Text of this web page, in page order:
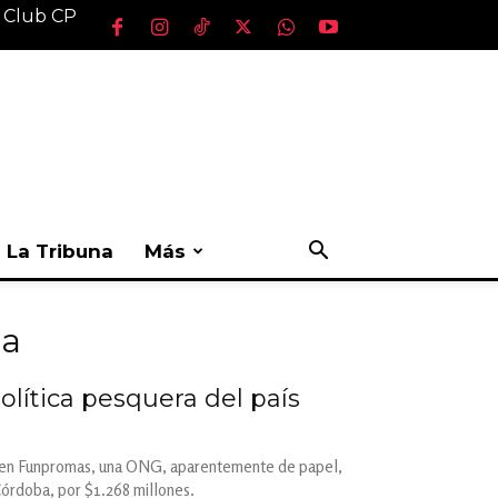
CP
La Tribuna Más
pesquera del país
Funpromas, una ONG, aparentemente de papel,
por $1.268 millones.